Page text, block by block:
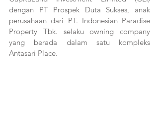
dengan PT Prospek Duta Sukses, anak
perusahaan dari PT. Indonesian Paradise
Property Tbk. selaku owning company
yang berada dalam satu kompleks
Antasari Place.